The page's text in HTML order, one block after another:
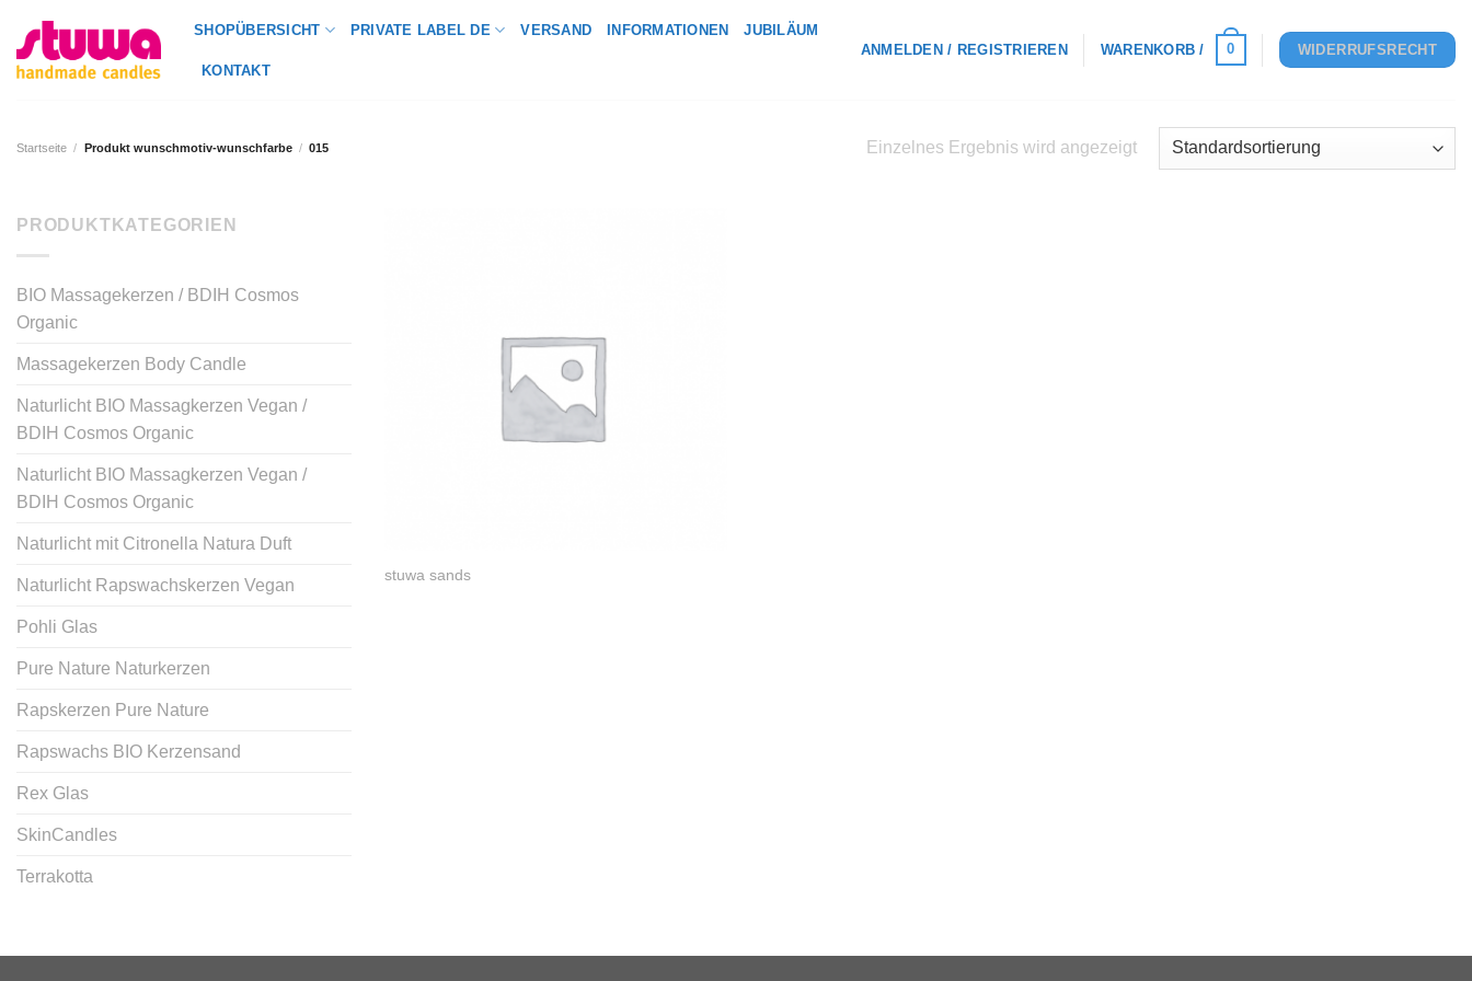
SHOPÜBERSICHT PRIVATE LABEL DE VERSAND INFORMATIONEN JUBILÄUM
KONTAKT
ANMELDEN / REGISTRIEREN WARENKORB / 0 WIDERRUFSRECHT
Startseite / Produkt wunschmotiv-wunschfarbe / 015 Einzelnes Ergebnis wird angezeigt
PRODUKTKATEGORIEN
BIO Massagekerzen / BDIH Cosmos
Organic
Massagekerzen Body Candle
Naturlicht BIO Massagkerzen Vegan /
BDIH Cosmos Organic
Naturlicht BIO Massagkerzen Vegan /
BDIH Cosmos Organic
Naturlicht mit Citronella Natura Duft
Naturlicht Rapswachskerzen Vegan
Pohli Glas
Pure Nature Naturkerzen
Rapskerzen Pure Nature
Rapswachs BIO Kerzensand
Rex Glas
SkinCandles
Terrakotta
stuwa sands